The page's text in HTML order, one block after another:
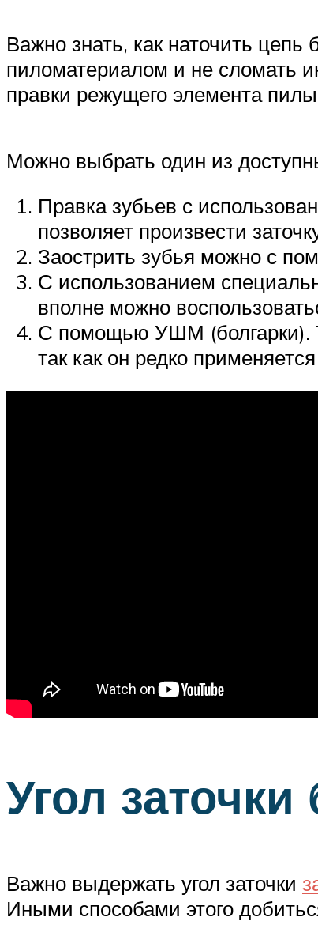
Важно знать, как наточить
пиломатериалом и не сломать
правки режущего элемента
Можно выбрать один из
Правка зубьев с
позволяет произвести
Заострить зубья можно с
С использованием
вполне можно
С помощью УШМ (болгарки).
так как он редко
Угол
Важно выдержать угол заточки
Иными способами этого